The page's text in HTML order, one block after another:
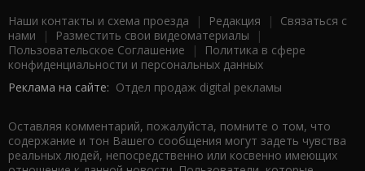
Наши контакты и схема проезда | Редакция | Связаться с
нами | Разместить свои видеоматериалы |
Пользовательское Соглашение |
Политика в сфере
конфиденциальности и персональных данных
Реклама на сайте: Отдел продаж digital рекламы
Оставляя комментарий, пожалуйста, помните о том, что
содержание и тон Вашего сообщения могут задеть чувства
реальных людей, непосредственно или косвенно имеющих